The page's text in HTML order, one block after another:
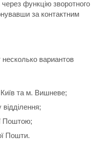
функцію зворотного
за контактним
вариантов
та м. Вишневе;
Поштою;
Пошти.